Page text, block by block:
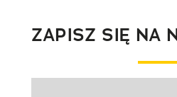
ZAPISZ SIĘ NA